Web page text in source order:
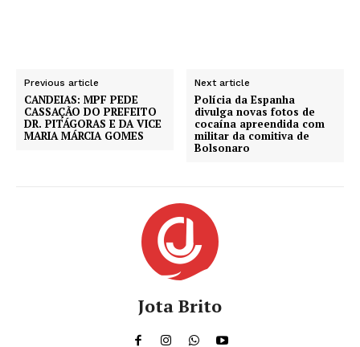
Previous article
CANDEIAS: MPF PEDE
CASSAÇÃO DO PREFEITO
DR. PITÁGORAS E DA VICE
MARIA MÁRCIA GOMES
Next article
Polícia da Espanha
divulga novas fotos de
cocaína apreendida com
militar da comitiva de
Bolsonaro
Jota Brito